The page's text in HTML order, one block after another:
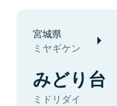
宮城県
ミヤギケン
みどり台
ミドリダイ